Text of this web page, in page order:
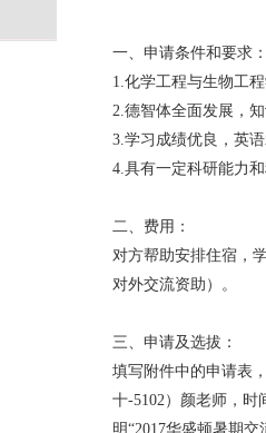
一、申请条件和要求：
1.化学工程与生物工
2.德智体全面发展，
3.学习成绩优良，英
4.具有一定科研能力
二、费用：
对方帮助安排住宿，
对外交流资助）。
三、申请及选拔：
填写附件中的申请表
十-5102）颜老师，时
明“2017华盛顿暑期交